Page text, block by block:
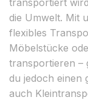
die Umwelt. Mit
flexibles
Möbelstücke
transportieren –
du jedoch einen
auch